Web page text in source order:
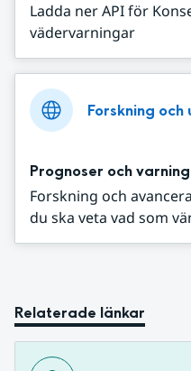
Ladda ner API för
vädervarningar
Forskning
Prognoser och
Forskning och
du ska veta vad som
Relaterade länkar